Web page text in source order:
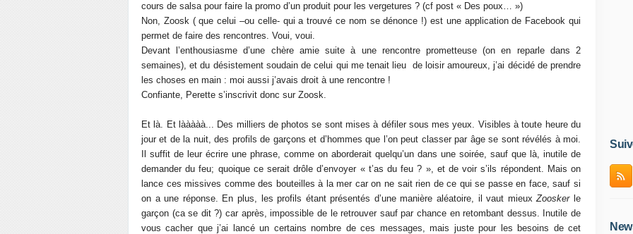
cours de salsa pour faire la promo d’un produit pour les vergetures ? (cf post « Des poux… »)
Non, Zoosk ( que celui –ou celle- qui a trouvé ce nom se dénonce !) est une application de Facebook qui
permet de faire des rencontres. Voui, voui.
Devant l’enthousiasme d’une chère amie suite à une rencontre prometteuse (on en reparle dans 2
semaines), et du désistement soudain de celui qui me tenait lieu de loisir amoureux, j’ai décidé de prendre
les choses en main : moi aussi j’avais droit à une rencontre !
Confiante, Perette s’inscrivit donc sur Zoosk.
Et là. Et lààààà... Des milliers de photos se sont mises à défiler sous mes yeux. Visibles à toute heure du
jour et de la nuit, des profils de garçons et d’hommes que l’on peut classer par âge se sont révélés à moi.
Il suffit de leur écrire une phrase, comme on aborderait quelqu’un dans une soirée, sauf que là, inutile de
demander du feu; quoique ce serait drôle d’envoyer « t’as du feu ? », et de voir s’ils répondent. Mais on
lance ces missives comme des bouteilles à la mer car on ne sait rien de ce qui se passe en face, sauf si
on a une réponse. En plus, les profils étant présentés d’une manière aléatoire, il vaut mieuxZooskerle
garçon (ca se dit ?) car après, impossible de le retrouver sauf par chance en retombant dessus. Inutile de
vous cacher que j’ai lancé un certains nombre de ces messages, mais juste pour les besoins de cet